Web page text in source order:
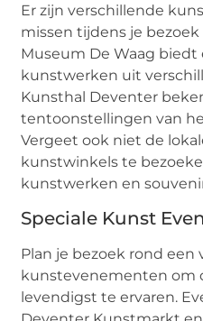
Er zijn verschillende
missen tijdens je
Museum De Waag
kunstwerken uit
Kunsthal Deventer
tentoonstellingen van
Vergeet ook niet de
kunstwinkels te
kunstwerken en
Speciale Kunst
Plan je bezoek rond een
kunstevenementen om
levendigst te ervaren.